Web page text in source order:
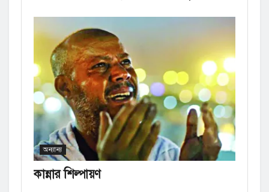
অন্যান্য
কান্নার শিল্পায়ণ